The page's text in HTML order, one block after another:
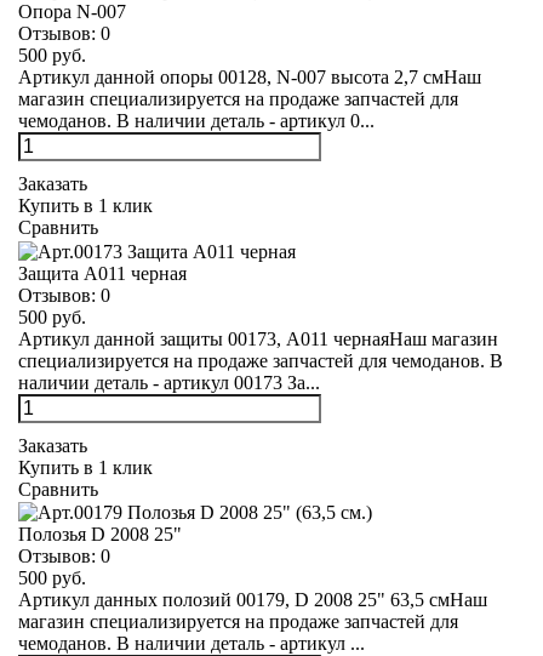
Опора N-007
Отзывов: 0
500 руб.
Артикул данной опоры 00128, N-007 высота 2,7 смНаш
магазин специализируется на продаже запчастей для
чемоданов. В наличии деталь - артикул 0...
Заказать
Купить в 1 клик
Сравнить
Защита А011 черная
Отзывов: 0
500 руб.
Артикул данной защиты 00173, А011 чернаяНаш магазин
специализируется на продаже запчастей для чемоданов. В
наличии деталь - артикул 00173 За...
Заказать
Купить в 1 клик
Сравнить
Полозья D 2008 25"
Отзывов: 0
500 руб.
Артикул данных полозий 00179, D 2008 25" 63,5 смНаш
магазин специализируется на продаже запчастей для
чемоданов. В наличии деталь - артикул ...